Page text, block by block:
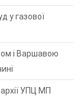
у газової
і Варшавою
УПЦ МП